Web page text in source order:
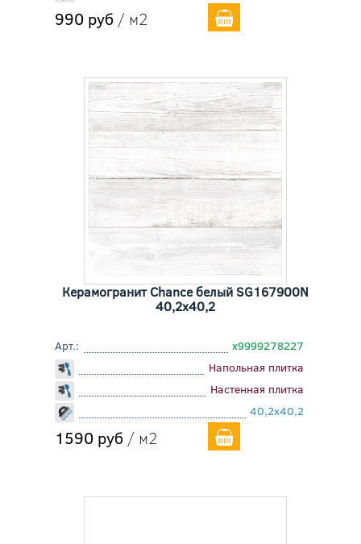
990 руб / м2
Керамогранит Chance белый SG167900N
40,2x40,2
Арт.:
х9999278227
Напольная плитка
Настенная плитка
40,2x40,2
1590 руб / м2